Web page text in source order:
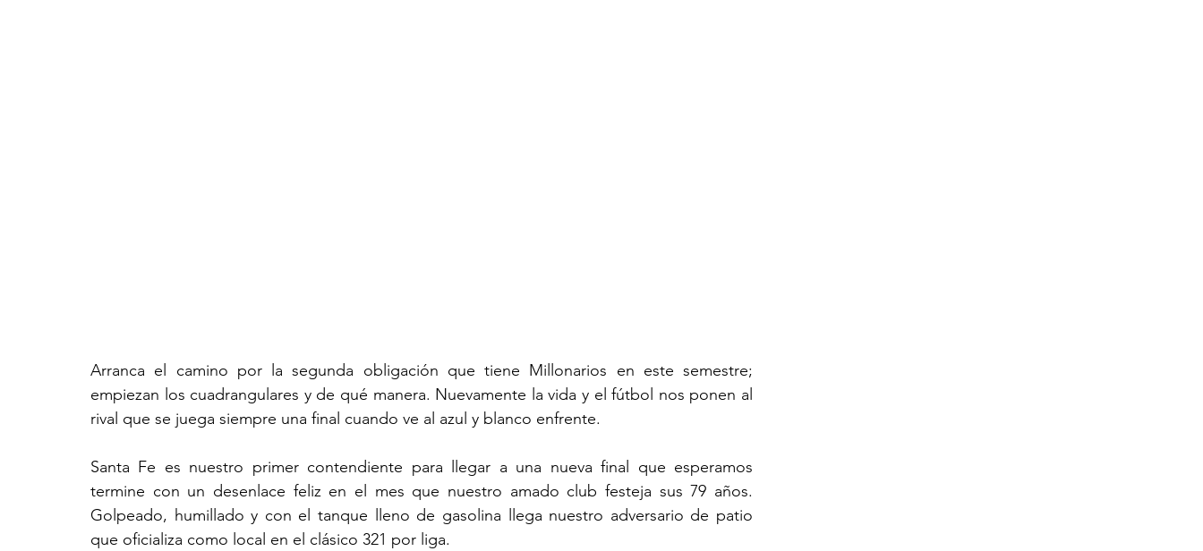
Arranca el camino por la segunda obligación que tiene Millonarios en este semestre;
empiezan los cuadrangulares y de qué manera. Nuevamente la vida y el fútbol nos ponen al
rival que se juega siempre una final cuando ve al azul y blanco enfrente.
Santa Fe es nuestro primer contendiente para llegar a una nueva final que esperamos
termine con un desenlace feliz en el mes que nuestro amado club festeja sus 79 años.
Golpeado, humillado y con el tanque lleno de gasolina llega nuestro adversario de patio
que oficializa como local en el clásico 321 por liga.